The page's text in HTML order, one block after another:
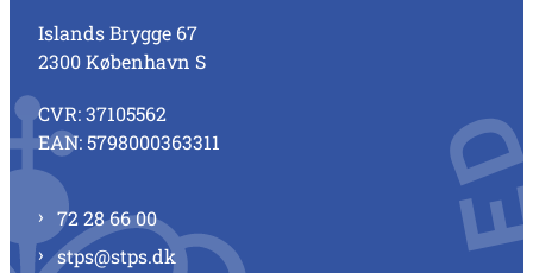
Islands Brygge 67
2300 København S
CVR: 37105562
EAN: 5798000363311
72 28 66 00
stps@stps.dk